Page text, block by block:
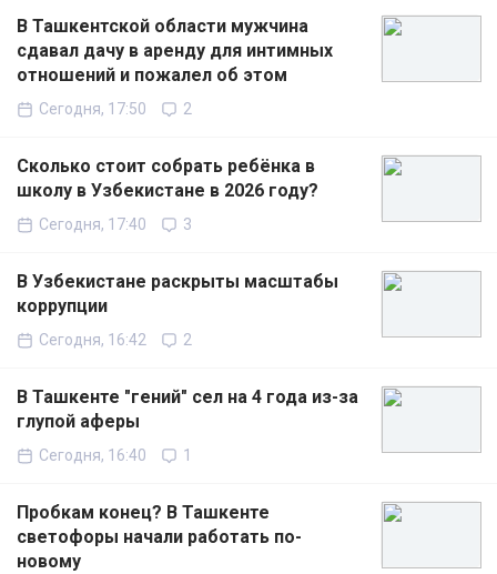
В Ташкентской области мужчина
сдавал дачу в аренду для интимных
отношений и пожалел об этом
Сегодня, 17:50 2
Сколько стоит собрать ребёнка в
школу в Узбекистане в 2026 году?
Сегодня, 17:40 3
В Узбекистане раскрыты масштабы
коррупции
Сегодня, 16:42 2
В Ташкенте "гений" сел на 4 года из-за
глупой аферы
Сегодня, 16:40 1
Пробкам конец? В Ташкенте
светофоры начали работать по-
новому